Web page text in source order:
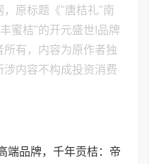
，原标题《"唐桔礼"南
蜜桔"的开元盛世!品牌
有，内容为原作者独
内容不构成投资消费
端品牌，千年贡桔：帝